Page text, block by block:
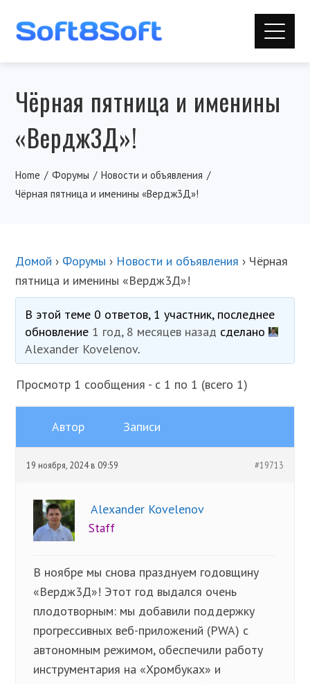
Чёрная пятница и именины
«Вердж3Д»!
Home Форумы
Новости и объявления
Чёрная пятница и именины «Вердж3Д»!
Домой › Форумы › Новости и объявления › Чёрная
пятница и именины «Вердж3Д»!
В этой теме 0 ответов, 1 участник, последнее
обновление 1 год, 8 месяцев назад сделано
Alexander Kovelenov.
Просмотр 1 сообщения - с 1 по 1 (всего 1)
Автор Записи
19 ноября, 2024 в 09:59 #19713
Alexander Kovelenov
Staff
В ноябре мы снова празднуем годовщину
«Вердж3Д»! Этот год выдался очень
плодотворным: мы добавили поддержку
прогрессивных веб-приложений (PWA) с
автономным режимом, обеспечили работу
инструментария на «Хромбуках» и